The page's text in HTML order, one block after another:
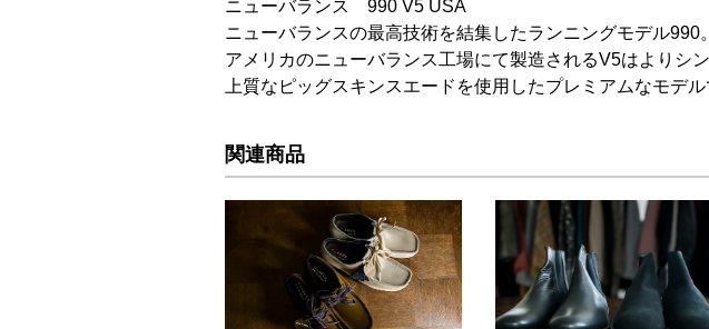
ニューバランス 990 V5 USA
ニューバランスの最高技術を結集したランニングモデル990。
アメリカのニューバランス工場にて製造されるV5はよりシ
上質なピッグスキンスエードを使用したプレミアムなモデル
関連商品